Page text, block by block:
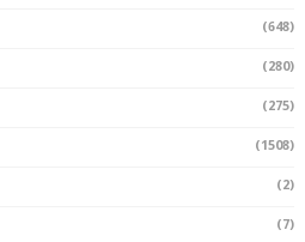
(648)
(280)
(275)
(1508)
(2)
(7)